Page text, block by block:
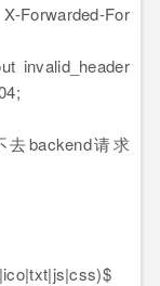
For
invalid_header
backend请求